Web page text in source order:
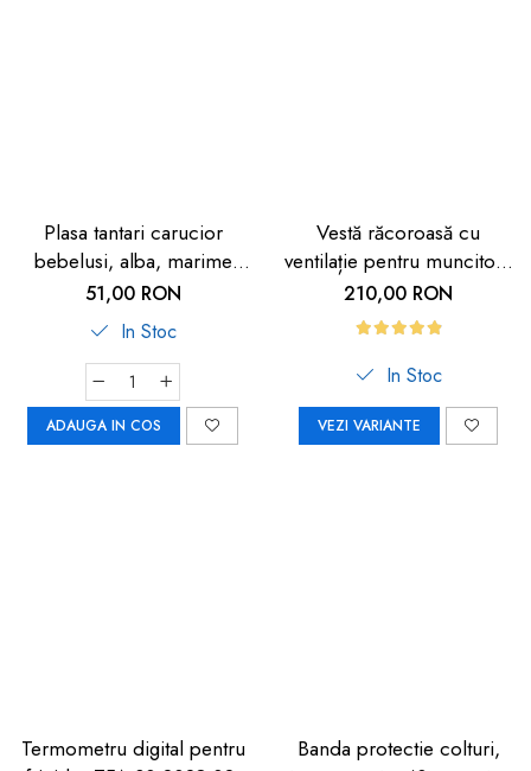
Plasa tantari carucior
bebelusi, alba, marime
universala, Reer BiteSafe
51,00 RON
In Stoc
ADAUGA IN COS
Vestă răcoroasă cu
ventilație pentru muncitori,
sportivi și HORECA
210,00 RON
In Stoc
VEZI VARIANTE
Termometru digital pentru
Banda protectie colturi,